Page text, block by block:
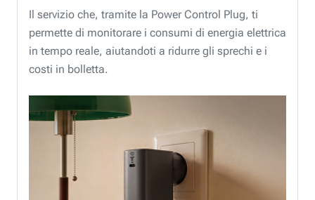
Il servizio che, tramite la Power Control Plug, ti
permette di monitorare i consumi di energia elettrica
in tempo reale, aiutandoti a ridurre gli sprechi e i
costi in bolletta.